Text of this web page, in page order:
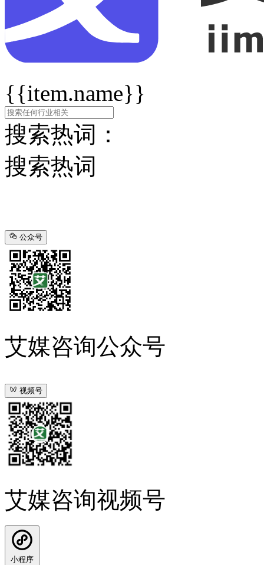
{{item.name}}
搜索热词：
搜索热词
公众号
艾媒咨询公众号
视频号
艾媒咨询视频号
小程序